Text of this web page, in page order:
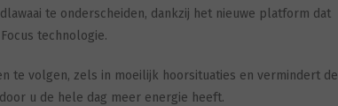
te onderscheiden, dankzij het nieuwe platform dat
technologie.
te volgen, zels in moeilijk hoorsituaties en vermindert de
u de hele dag meer energie heeft.